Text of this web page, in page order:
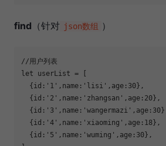
find （针对 json数组 ）
//用户列表
let
  {
id : '1' , name : 'lisi' , age : 30
  {
id : '2' , name : 'zhangsan' , age : 20
  {
id : '3' , name : 'wangermazi' , age : 30
  {
id : '4' , name : 'xiaoming' , age : 18
  {
id : '5' , name : 'wuming' , age : 30